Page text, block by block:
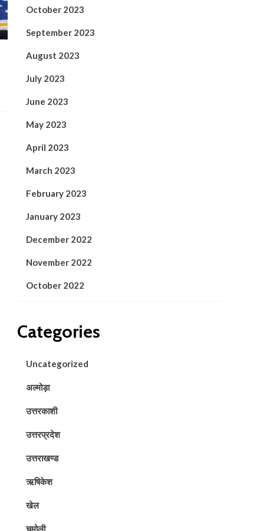
October 2023
September 2023
August 2023
July 2023
June 2023
May 2023
April 2023
March 2023
February 2023
January 2023
December 2022
November 2022
October 2022
Categories
Uncategorized
अल्मोड़ा
उत्तरकाशी
उत्तरप्रदेश
उत्तराखण्ड
ऋषिकेश
खेल
चमोली